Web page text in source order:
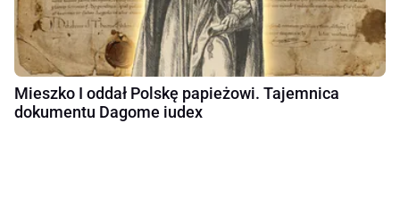
Mieszko I oddał Polskę papieżowi. Tajemnica
dokumentu Dagome iudex